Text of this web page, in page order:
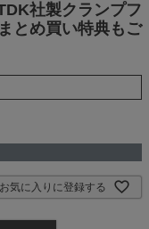
社製クランプフ
とめ買い特典もご
お気に入りに登録する